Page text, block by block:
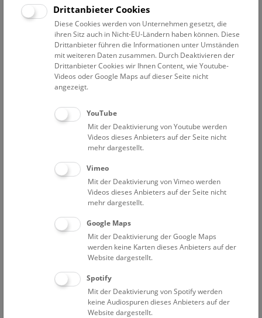
Wissenschaftlerinnen und Wissenschaftler haben sich diese
bis in Ihre Erwachsenenalter bewahrt, Kindern ist sie
hingegen in die Wiege gelegt. Das neue Buch lädt Junge und
Junggebliebene ein, die Ausstellungen des NHM neu zu
entdecken. Dafür habe Kinder aus verschiedenen Schulen 20
Objekte aus unseren Top-100-Objekten ausgewählt, die in
der neuen Broschüre vorgestellt werden. Zu jedem Stück
findet man spannende Details und interessante
Informationen, die wir gemeinsam mit unseren Forschern
und Forscherinnen zusammengestellt haben. Dreizehn
davon können sogar als interaktive 3D-Modelle in unserem
3D-Museum betrachtet werden – dafür muss nur der
jeweilige QR-Code im Buch mit einem Smartphone
eingescannt werden.
Drittanbieter Cookies
Diese Cookies werden von Unternehmen gesetzt, die
ihren Sitz auch in Nicht-EU-Ländern haben können. Diese
Drittanbieter führen die Informationen unter Umständen
mit weiteren Daten zusammen. Durch Deaktivieren der
Drittanbieter Cookies wir Ihnen Content, wie Youtube-
Videos oder Google Maps auf dieser Seite nicht
angezeigt.
YouTube
Mit der Deaktivierung von Youtube werden
Videos dieses Anbieters auf der Seite nicht
mehr dargestellt.
Vimeo
Mit der Deaktivierung von Vimeo werden
Videos dieses Anbieters auf der Seite nicht
mehr dargestellt.
Google Maps
Mit der Deaktivierung der Google Maps
werden keine Karten dieses Anbieters auf der
Website dargestellt.
Spotify
Mit der Deaktivierung von Spotify werden
keine Audiospuren dieses Anbieters auf der
Website dargestellt.